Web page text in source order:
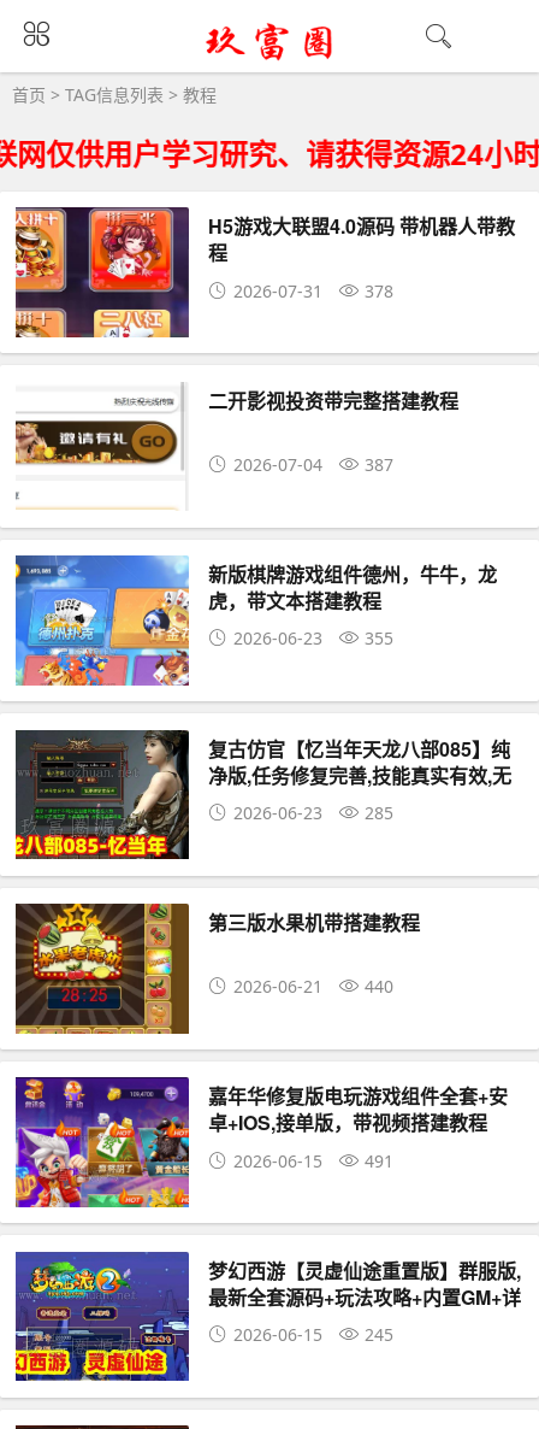
首页 > TAG信息列表 > 教程
供用户学习研究、请获得资源24小时
H5游戏大联盟4.0源码 带机器人带教
程
2026-07-31 378
二开影视投资带完整搭建教程
2026-07-04 387
新版棋牌游戏组件德州，牛牛，龙
虎，带文本搭建教程
2026-06-23 355
复古仿官【忆当年天龙八部085】纯
净版,任务修复完善,技能真实有效,无
属性石头+GM工具及教程
2026-06-23 285
第三版水果机带搭建教程
2026-06-21 440
嘉年华修复版电玩游戏组件全套+安
卓+IOS,接单版，带视频搭建教程
2026-06-15 491
梦幻西游【灵虚仙途重置版】群服版,
最新全套源码+玩法攻略+内置GM+详
细搭建教程
2026-06-15 245